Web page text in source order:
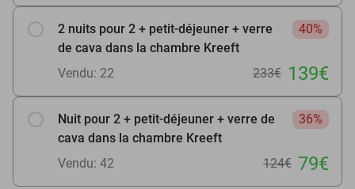
2 nuits pour 2 + petit-déjeuner + verre
de cava dans la chambre Kreeft
40%
Vendu: 22 233€ 139€
Nuit pour 2 + petit-déjeuner + verre de
cava dans la chambre Kreeft
36%
Vendu: 42 124€ 79€